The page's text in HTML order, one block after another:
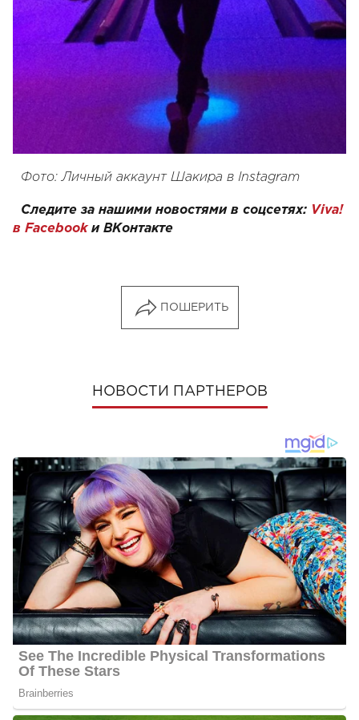
Фото: Личный аккаунт Шакира в Instagram
Следите за нашими новостями в соцсетях: Viva!
в Facebookи ВКонтакте
ПОШЕРИТЬ
НОВОСТИ ПАРТНЕРОВ